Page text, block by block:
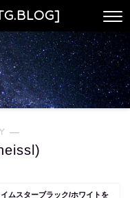
―
ムスターブラック/ホワイトを